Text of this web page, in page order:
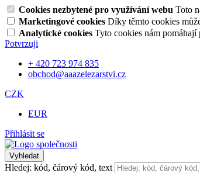
Cookies nezbytené pro využívání webu Toto
Marketingové cookies Díky těmto cookies
Analytické cookies Tyto cookies nám
Potvrzuji
+ 420 723 974 835
obchod@aaazelezarstvi.cz
CZK
EUR
Přihlásit se
Vyhledat
Hledej: kód, čárový kód, text